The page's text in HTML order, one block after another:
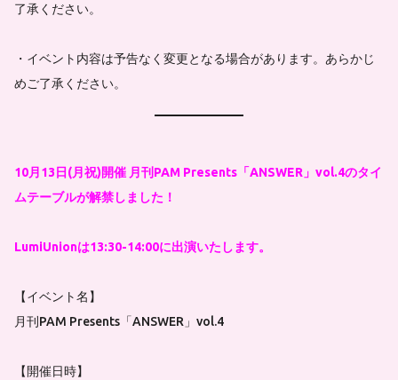
了承ください。
・イベント内容は予告なく変更となる場合があります。あらかじ
めご了承ください。
10月13日(月祝)開催 月刊PAM Presents「ANSWER」vol.4のタイ
ムテーブルが解禁しました！
LumiUnionは13:30-14:00に出演いたします。
【イベント名】
月刊PAM Presents「ANSWER」vol.4
【開催日時】